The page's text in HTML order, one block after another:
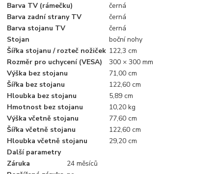
Barva TV (rámečku)
černá
Barva zadní strany TV
černá
Barva stojanu TV
černá
Stojan
boční nohy
Šířka stojanu / rozteč nožiček 122,3 cm
Rozměr pro uchycení (VESA)
300 × 300 mm
Výška bez stojanu
71,00 cm
Šířka bez stojanu
122,60 cm
Hloubka bez stojanu
5,89 cm
Hmotnost bez stojanu
10,20 kg
Výška včetně stojanu
77,60 cm
Šířka včetně stojanu
122,60 cm
Hloubka včetně stojanu
29,20 cm
Další parametry
Záruka
24 měsíců